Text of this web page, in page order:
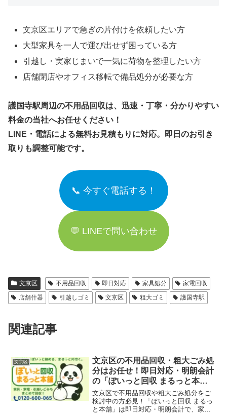
文京区エリアで急ぎの片付けを依頼したい方
大型家具を一人で運び出せず困っている方
引越し・実家じまいで一気に荷物を整理したい方
店舗閉店やオフィス移転で備品処分が必要な方
護国寺駅周辺の不用品回収は、迅速・丁寧・分かりやすい
料金の当社へお任せください！
LINE・電話による無料お見積もりに対応。即日のお引き
取りも調整可能です。
📞 今すぐ電話する！
💬 LINEで問い合わせ
文京区 不用品回収 即日対応 家具処分
家電回収
店舗什器
引越しゴミ 文京区 粗大ゴミ 護国寺駅
関連記事
文京区
文京区の不用品回収・粗大ごみ処
分はお任せ！即日対応・明朗会計
の「ぽいっと回収 まるっと本
舗」
文京区で不用品回収や粗大ごみ処分をご
検討中の方必見！「ぽいっと回収 まるっ
と本舗」は即日対応・明朗会計で、家庭